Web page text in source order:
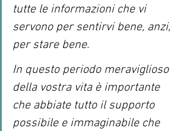
tutte le informazioni che vi
servono per sentirvi bene, anzi,
per stare bene.
In questo periodo meraviglioso
della vostra vita è importante
che abbiate tutto il supporto
possibile e immaginabile che